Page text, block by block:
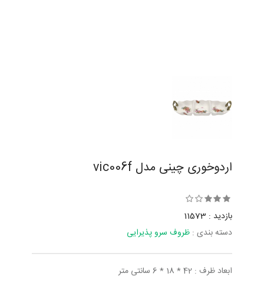
اردوخوری چینی مدل vic006f
بازدید : 11573
دسته بندی : ظروف سرو پذیرایی
ابعاد ظرف : 42 * 18 * 6 سانتی متر